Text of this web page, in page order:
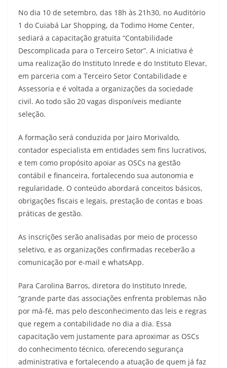
No dia 10 de setembro, das 18h às 21h30, no Auditório
1 do Cuiabá Lar Shopping, da Todimo Home Center,
sediará a capacitação gratuita “Contabilidade
Descomplicada para o Terceiro Setor”. A iniciativa é
uma realização do Instituto Inrede e do Instituto Elevar,
em parceria com a Terceiro Setor Contabilidade e
Assessoria e é voltada a organizações da sociedade
civil. Ao todo são 20 vagas disponíveis mediante
seleção.
A formação será conduzida por Jairo Morivaldo,
contador especialista em entidades sem fins lucrativos,
e tem como propósito apoiar as OSCs na gestão
contábil e financeira, fortalecendo sua autonomia e
regularidade. O conteúdo abordará conceitos básicos,
obrigações fiscais e legais, prestação de contas e boas
práticas de gestão.
As inscrições serão analisadas por meio de processo
seletivo, e as organizações confirmadas receberão a
comunicação por e-mail e whatsApp.
Para Carolina Barros, diretora do Instituto Inrede,
“grande parte das associações enfrenta problemas não
por má-fé, mas pelo desconhecimento das leis e regras
que regem a contabilidade no dia a dia. Essa
capacitação vem justamente para aproximar as OSCs
do conhecimento técnico, oferecendo segurança
administrativa e fortalecendo a atuação de quem já faz